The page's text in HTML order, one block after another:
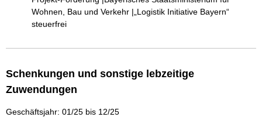
steuerfrei
Schenkungen und sonstige lebzeitige
Zuwendungen
Geschäftsjahr: 01/25 bis 12/25